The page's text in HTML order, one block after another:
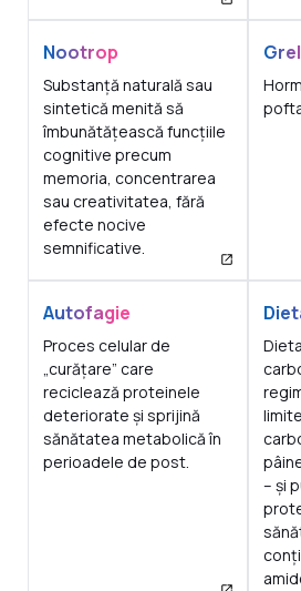
Nootrop
Substanță naturală sau
sintetică menită să
îmbunătățească funcțiile
cognitive precum
memoria, concentrarea
sau creativitatea, fără
efecte nocive
semnificative.
Autofagie
Proces celular de
„curățare” care
reciclează proteinele
deteriorate și sprijină
sănătatea metabolică în
perioadele de post.
– și